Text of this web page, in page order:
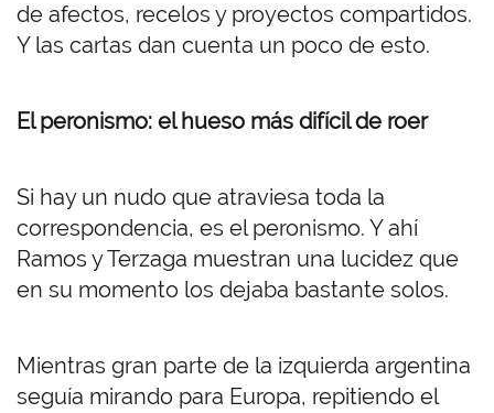
de afectos, recelos y proyectos compartidos.
Y las cartas dan cuenta un poco de esto.
El peronismo: el hueso más difícil de roer
Si hay un nudo que atraviesa toda la
correspondencia, es el peronismo. Y ahí
Ramos y Terzaga muestran una lucidez que
en su momento los dejaba bastante solos.
Mientras gran parte de la izquierda argentina
seguía mirando para Europa, repitiendo el